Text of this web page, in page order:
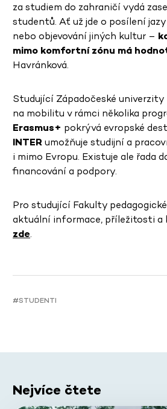
za studiem do zahraničí vydá
studentů. Ať už jde o posílení
nebo objevování jiných kultur –
mimo komfortní zónu má
Havránková.
Studující Západočeské
na mobilitu v rámci několika
Erasmus+ pokrývá evropské
INTERumožňuje studijní a
i mimo Evropu. Existuje ale řada
financování a podpory.
Pro studující Fakulty
aktuální informace, příležitosti
zde.
#STUDENTI
Nejvíce čtete